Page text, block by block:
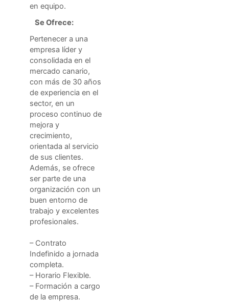
en equipo.
Se Ofrece:
Pertenecer a una
empresa líder y
consolidada en el
mercado canario,
con más de 30 años
de experiencia en el
sector, en un
proceso continuo de
mejora y
crecimiento,
orientada al servicio
de sus clientes.
Además, se ofrece
ser parte de una
organización con un
buen entorno de
trabajo y excelentes
profesionales.
– Contrato
Indefinido a jornada
completa.
– Horario Flexible.
– Formación a cargo
de la empresa.